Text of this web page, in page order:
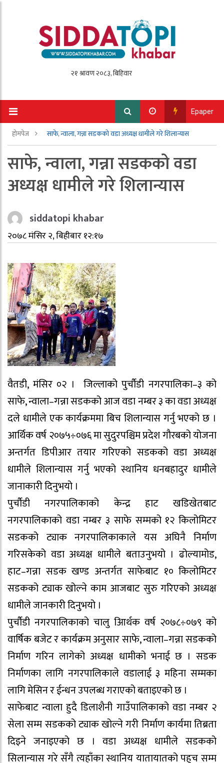
Epaper
होमपेज साफे, न्वाला, गन्ना सडकको वडा अध्यक्ष धामीले गरे शिलान्यास
साफे, न्वाला, गन्ना सडकको वडा
अध्यक्ष धामीले गरे शिलान्यास
siddatopi khabar
२०७८ मंसिर २, बिहीबार १२:१७
वैतडी, मंसिर ०२ । जिल्लाको पुर्चौडी नगरपालिका–३ को
साफे, न्वाला–गन्ना सडकको आज वडा नम्बर ३ का वडा अध्यक्ष
दले धामीले एक कार्यक्रममा बिच शिलान्यास गर्नु भएको छ ।
आर्थिक वर्ष २०७५÷०७६ मा सुदुरपश्चिम प्रदेश गौरबको योजना
अन्तर्गत डिपीआर तयार गरिएको सडकको वडा अध्यक्ष
धामीले शिलान्यास गर्नु भएको स्थानिय धनबहादुर धामीले
जानाकारी दिनुभयो ।
पुर्चौडी नगरपालिकाको केन्द्र हाट खडिखेतबाट
नगरपालिकाको वडा नम्बर ३ साफे सम्मको १२ किलोमिटर
सडकको ट्याक नगरपालिकाकाले यस अघिनै निर्माण
गरिसकेको वडा अध्यक्ष धामीले बताउनुभयो । ढोल्यामोड,
हाट–गन्ना सडक खण्ड अन्तर्गत साफेबाट १० किलोमिटर
सडकको ट्याक खोल्ने काम आजबाट सुरु गरिएको अध्यक्ष
धामीले जानकारी दिनुभयो ।
पुर्चौडी नगरपालिकाको चालु आिर्थक वर्ष २०७८÷०७९ को
वार्षिक बजेट र कार्यक्रम अनुसार साफे, न्वाला–गन्ना सडकको
निर्माण गरिन लागेको अध्यक्ष धामीको भनाई छ । सडक
निर्माणका लागि नगरपालिकाले वडालाई ३ महिना सम्मका
लागि मेसिन र ईन्धन उपलब्ध गराएको बताइएको छ ।
साफेबाट न्वाला हुदै डिलाशैनी गाउँपालिकाको वडा नम्बर २
सेला सम्म सडकको ट्याक खोल्ने गरी निर्माण कार्यमा तिब्रता
दिइने जनाइएको छ । वडा अध्यक्ष धामीले सडकको
सिलान्यास गरे सँगै त्यहाँका स्थानिय यातायातको पहुच सम्म